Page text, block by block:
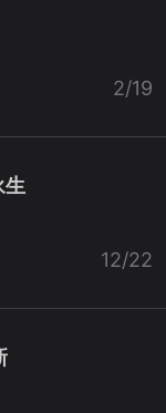
2/19
生
12/22